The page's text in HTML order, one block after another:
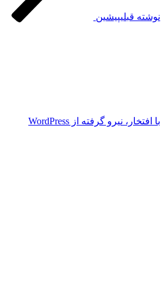
نوشته قبلیپیشین
با افتخار، نیرو گرفته از WordPress